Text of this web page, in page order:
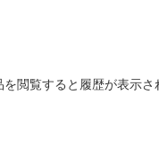
を閲覧すると履歴が表示さ